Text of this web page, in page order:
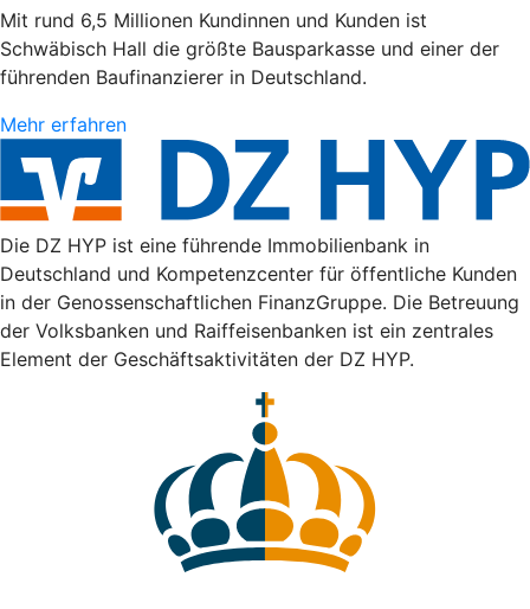
Mit rund 6,5 Millionen Kundinnen und Kunden ist
Schwäbisch Hall die größte Bausparkasse und einer der
führenden Baufinanzierer in Deutschland.
Mehr erfahren
Die DZ HYP ist eine führende Immobilienbank in
Deutschland und Kompetenzcenter für öffentliche Kunden
in der Genossenschaftlichen FinanzGruppe. Die Betreuung
der Volksbanken und Raiffeisenbanken ist ein zentrales
Element der Geschäftsaktivitäten der DZ HYP.